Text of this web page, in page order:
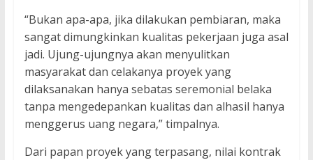
“Bukan apa-apa, jika dilakukan pembiaran, maka
sangat dimungkinkan kualitas pekerjaan juga asal
jadi. Ujung-ujungnya akan menyulitkan
masyarakat dan celakanya proyek yang
dilaksanakan hanya sebatas seremonial belaka
tanpa mengedepankan kualitas dan alhasil hanya
menggerus uang negara,” timpalnya.
Dari papan proyek yang terpasang, nilai kontrak